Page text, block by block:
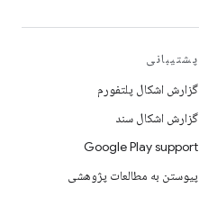
پشتیبانی
گزارش اشکال پلتفورم
گزارش اشکال سند
Google Play support
پیوستن به مطالعات پژوهشی